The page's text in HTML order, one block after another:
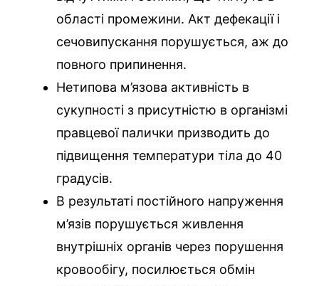
області промежини. Акт дефекації і
сечовипускання порушується, аж до
повного припинення.
Нетипова м’язова активність в
сукупності з присутністю в організмі
правцевої палички призводить до
підвищення температури тіла до 40
градусів.
В результаті постійного напруження
м’язів порушується живлення
внутрішніх органів через порушення
кровообігу, посилюється обмін